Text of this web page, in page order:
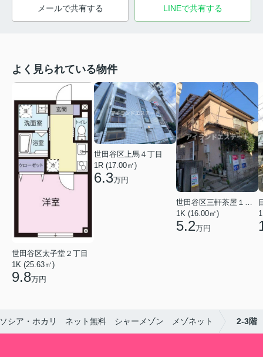
メールで共有する LINEで共有する
よく見られている物件
世田谷区太子堂２丁目
1K (25.63㎡)
9.8万円
世田谷区上馬４丁目
1R (17.00㎡)
6.3万円
1K (16.00㎡)
5.2万円
ソシア・ホカリ ネット無料 シャーメゾン メゾネット 2-3階